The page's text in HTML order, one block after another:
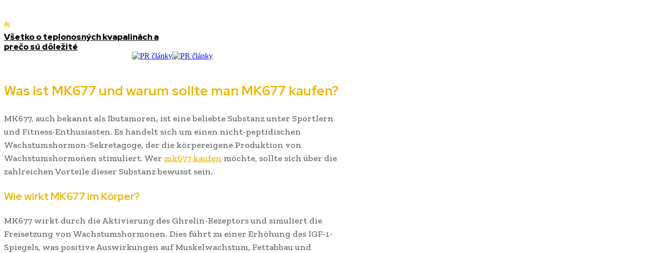
AI
Všetko o teplonosných kvapalinách a
prečo sú dôležité
Was ist MK677 und warum sollte man MK677 kaufen?
MK677, auch bekannt als Ibutamoren, ist eine beliebte Substanz unter Sportlern
und Fitness-Enthusiasten. Es handelt sich um einen nicht-peptidischen
Wachstumshormon-Sekretagoge, der die körpereigene Produktion von
Wachstumshormonen stimuliert. Wer mk677 kaufen möchte, sollte sich über die
zahlreichen Vorteile dieser Substanz bewusst sein.
Wie wirkt MK677 im Körper?
MK677 wirkt durch die Aktivierung des Ghrelin-Rezeptors und simuliert die
Freisetzung von Wachstumshormonen. Dies führt zu einer Erhöhung des IGF-1-
Spiegels, was positive Auswirkungen auf Muskelwachstum, Fettabbau und